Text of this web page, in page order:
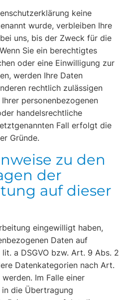
keine
wurde, verbleiben Ihre
uns, bis der Zweck für die
Sie ein berechtigtes
oder eine Einwilligung zur
werden Ihre Daten
rechtlich zulässigen
personenbezogenen
handelsrechtliche
Fall erfolgt die
Gründe.
zu den
der
auf dieser
eingewilligt haben,
Daten auf
a DSGVO bzw. Art. 9 Abs. 2
Datenkategorien nach Art.
Im Falle einer
die Übertragung